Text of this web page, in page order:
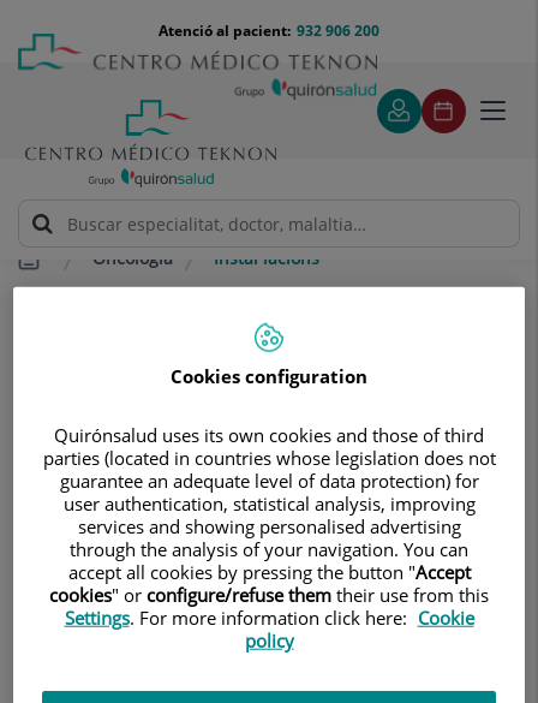
contingut
Menú
teléfono
cabecera
932 906 200
Atenció al pacient:
Oncologia Instal·lacions
Les nostres instal·lacions i estructura
ens permeten oferir una atenció
mèdica especialitzada de qualitat.
Cookies configuration
Quirónsalud uses its own cookies and those of third
parties (located in countries whose legislation does not
guarantee an adequate level of data protection) for
user authentication, statistical analysis, improving
services and showing personalised advertising
through the analysis of your navigation. You can
accept all cookies by pressing the button "Accept
cookies" or configure/refuse them their use from this
Settings. For more information click here: Cookie
policy